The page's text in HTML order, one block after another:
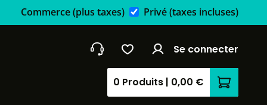
Commerce(plus taxes) Privé(taxes incluses)
Se connecter
0 Produits | 0,00 € Le